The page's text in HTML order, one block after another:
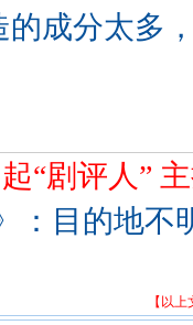
成分太多
“剧评人”
：目的地不
【以